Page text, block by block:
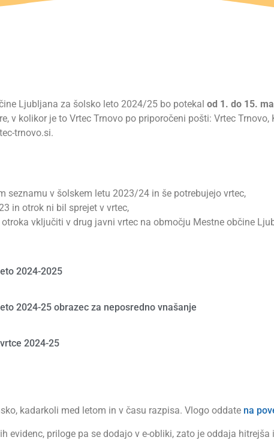
Ljubljana za šolsko leto 2024/25 bo potekal od 1. do 15.
v kolikor je to Vrtec Trnovo po priporočeni pošti: Vrtec Trnovo,
trnovo.si.
seznamu v šolskem letu 2023/24 in še potrebujejo vrtec,
in otrok ni bil sprejet v vrtec,
vključiti v drug javni vrtec na območju Mestne občine
2024-2025
2024-25 obrazec za neposredno vnašanje
2024-25
kadarkoli med letom in v času razpisa. Vlogo oddate na
evidenc, priloge pa se dodajo v e-obliki, zato je oddaja hitrejša